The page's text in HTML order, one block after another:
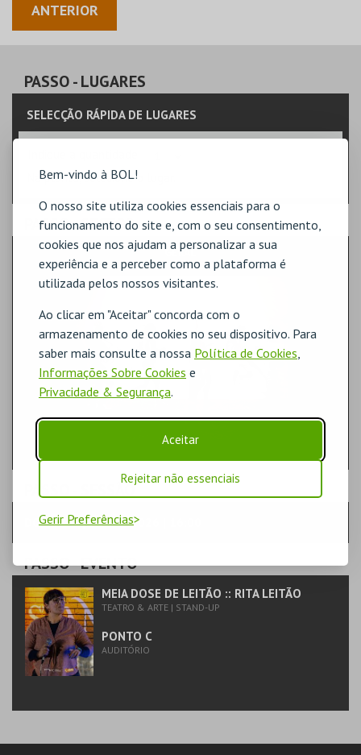
Bem-vindo à BOL!
O nosso site utiliza cookies essenciais para o
funcionamento do site e, com o seu consentimento,
cookies que nos ajudam a personalizar a sua
experiência e a perceber como a plataforma é
utilizada pelos nossos visitantes.
Ao clicar em "Aceitar" concorda com o
armazenamento de cookies no seu dispositivo. Para
saber mais consulte a nossa Política de Cookies,
Informações Sobre Cookies e
Privacidade & Segurança.
Aceitar
Rejeitar não essenciais
Gerir Preferências
ANTERIOR
PASSO- LUGARES
SELECÇÃO RÁPIDA DE LUGARES
Na planta, selecione o lugar.
PASSO- SECTOR
GERAL
PASSO - SESSÃO
DOMINGO | 06 SET 2026 | 16:00
PASSO- EVENTO
MEIA DOSE DE LEITÃO :: RITA LEITÃO
TEATRO & ARTE | STAND-UP
PONTO C
AUDITÓRIO